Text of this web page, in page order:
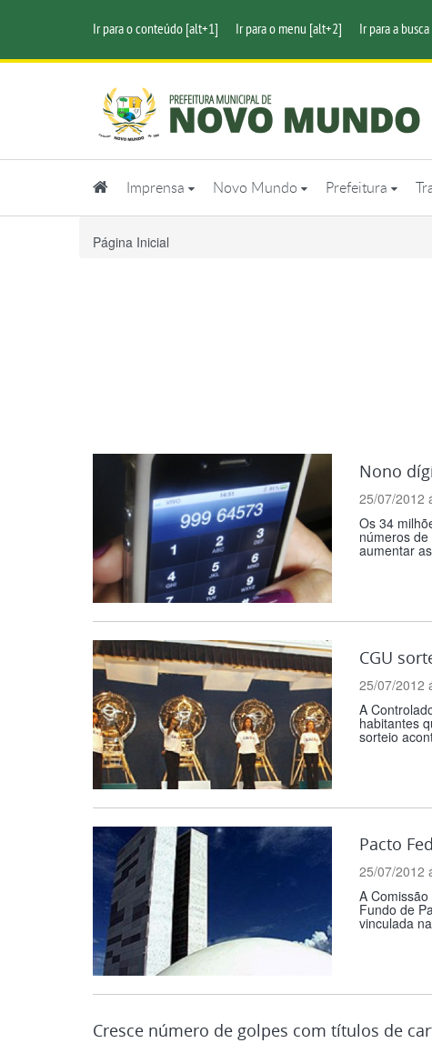
Ir para o conteúdo [alt+1] Ir para o menu [alt+2] Ir para a
Imprensa Novo Mundo Prefeitura
Página Inicial
Nono
25/07/2012
Os 34
números
aumentar
CGU
25/07/2012
A
habitantes
sorteio
Pacto
25/07/2012
A
Fundo de
vinculada
Cresce número de golpes com títulos de